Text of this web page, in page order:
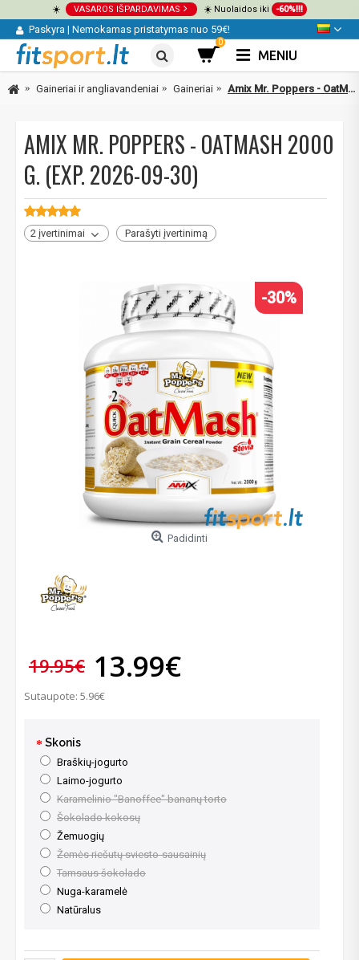
☀️ VASAROS IŠPARDAVIMAS ☀️ Nuolaidos iki -60%!!!
Paskyra | Nemokamas pristatymas nuo 59€!
0
MENIU
Gaineriai ir angliavandeniai Gaineriai Amix Mr. Poppers - OatMash 2000 g.
AMIX MR. POPPERS - OATMASH 2000
G. (EXP. 2026-09-30)
2 įvertinimai Parašyti įvertinimą
-30%
Padidinti
19.95€ 13.99€
Sutaupote: 5.96€
Skonis
Braškių-jogurto
Laimo-jogurto
Karamelinio "Banoffee" bananų torto
Šokolado kokosų
Žemuogių
Žemės riešutų sviesto-sausainių
Tamsaus šokolado
Nuga-karamelė
Natūralus